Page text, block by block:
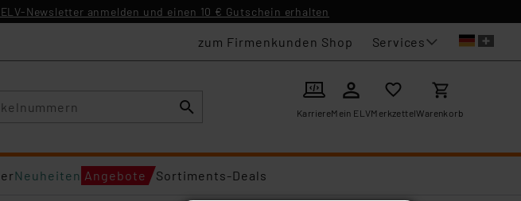
Newsletter anmelden und einen 10 € Gutschein erhalten
zum Firmenkunden Shop Services
KarriereMein ELVMerkzettelWarenkorb
Neuheiten Angebote Sortiments-Deals